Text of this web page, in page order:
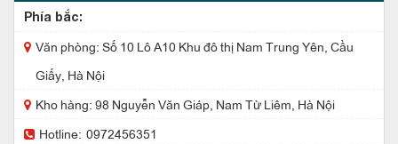
Phía bắc:
Văn phòng: Số 10 Lô A10 Khu đô thị Nam Trung Yên, Cầu
Giấy, Hà Nội
Kho hàng: 98 Nguyễn Văn Giáp, Nam Từ Liêm, Hà Nội
Hotline: 0972456351